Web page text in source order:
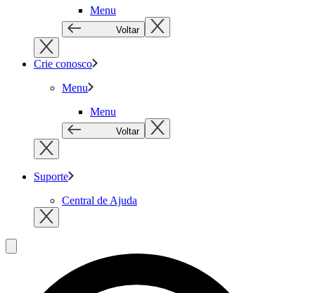
Menu
Voltar
Crie conosco
Menu
Menu
Voltar
Suporte
Central de Ajuda